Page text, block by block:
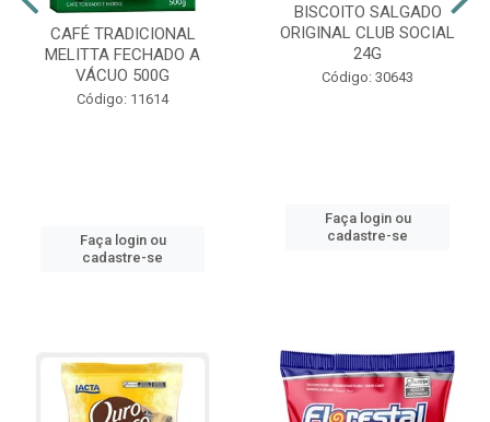
CAFÉ TRADICIONAL
MELITTA FECHADO A
VÁCUO 500G
Código: 11614
Faça login ou
cadastre-se
BISCOITO SALGADO
ORIGINAL CLUB SOCIAL
24G
Código: 30643
Faça login ou
cadastre-se